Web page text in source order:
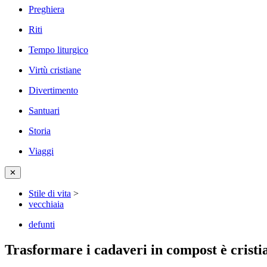
Preghiera
Riti
Tempo liturgico
Virtù cristiane
Divertimento
Santuari
Storia
Viaggi
✕
Stile di vita >
vecchiaia
defunti
Trasformare i cadaveri in compost è